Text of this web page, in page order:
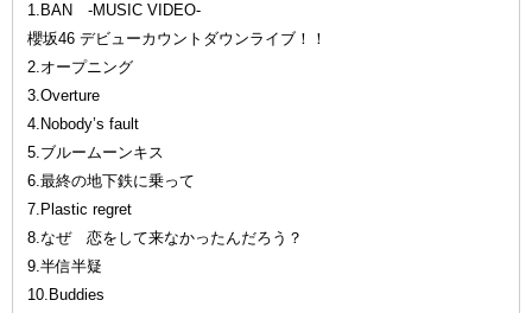
1.BAN -MUSIC VIDEO-
櫻坂46 デビューカウントダウンライブ！！
2.オープニング
3.Overture
4.Nobody’s fault
5.ブルームーンキス
6.最終の地下鉄に乗って
7.Plastic regret
8.なぜ 恋をして来なかったんだろう？
9.半信半疑
10.Buddies